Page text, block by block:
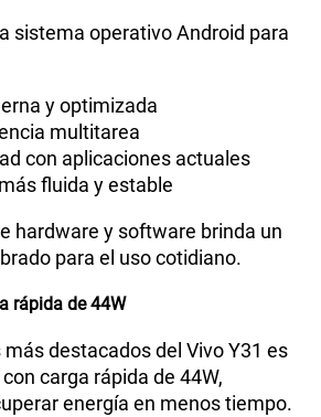
sistema operativo Android para
y optimizada
multitarea
con aplicaciones actuales
fluida y estable
hardware y software brinda un
para el uso cotidiano.
rápida de 44W
destacados del Vivo Y31 es
carga rápida de 44W,
energía en menos tiempo.